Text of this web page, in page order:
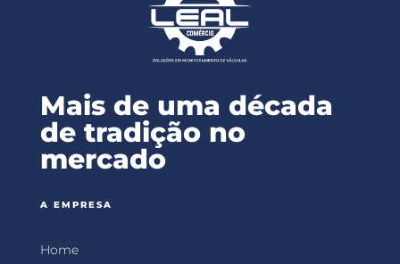
Mais de uma década
de tradição no
mercado
A EMPRESA
Home